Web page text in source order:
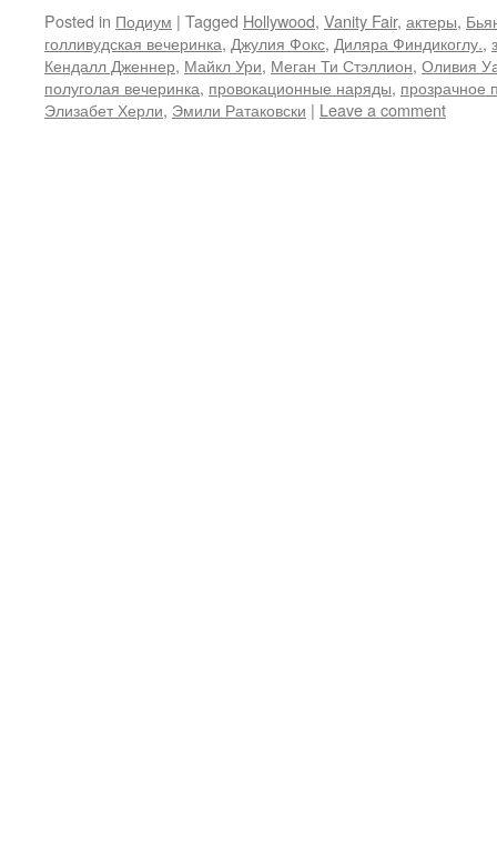
Posted in Подиум | Tagged Hollywood, Vanity Fair, актеры,
голливудская вечеринка, Джулия Фокс, Диляра Финдикоглу.,
Кендалл Дженнер, Майкл Ури, Меган Ти Стэллион, Оливия
полуголая вечеринка, провокационные наряды, прозрачное
Элизабет Херли, Эмили Ратаковски | Leave a comment